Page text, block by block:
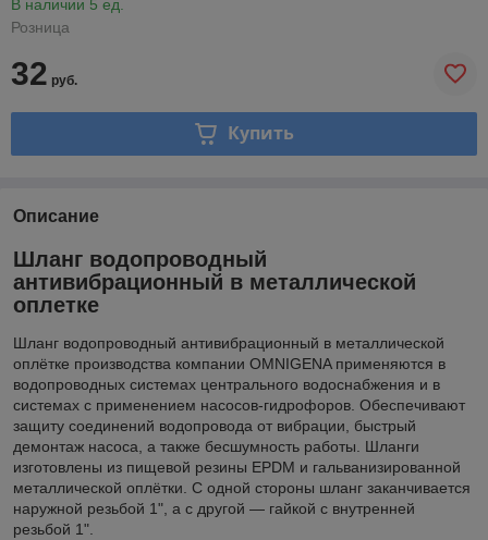
В наличии 5 ед.
Розница
32 руб.
Купить
Описание
Шланг водопроводный
антивибрационный в металлической
оплетке
Шланг водопроводный антивибрационный в металлической
оплётке производства компании OMNIGENA применяются в
водопроводных системах центрального водоснабжения и в
системах с применением насосов-гидрофоров. Обеспечивают
защиту соединений водопровода от вибрации, быстрый
демонтаж насоса, а также бесшумность работы. Шланги
изготовлены из пищевой резины EPDM и гальванизированной
металлической оплётки. С одной стороны шланг заканчивается
наружной резьбой 1", а с другой ― гайкой с внутренней
резьбой 1".